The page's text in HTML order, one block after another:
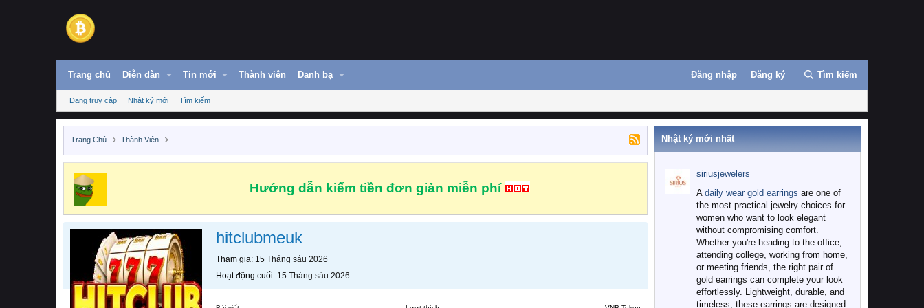
Trang chủ Diễn đàn Tin mới Thành viên Danh bạ Đăng nhập Đăng ký Tìm kiếm
Đang truy cập Nhật ký mới Tìm kiếm
Trang Chủ Thành Viên
Hướng dẫn kiếm tiền đơn giản miễn phí
hitclubmeuk
Tham gia 15 Tháng sáu 2026
Hoạt động cuối 15 Tháng sáu 2026
Nhật ký mới nhất
siriusjewelers
A daily wear gold earrings are one of
the most practical jewelry choices for
women who want to look elegant
without compromising comfort.
Whether you're heading to the office,
attending college, working from home,
or meeting friends, the right pair of
gold earrings can complete your look
effortlessly. Lightweight, durable, and
timeless, these earrings are designed